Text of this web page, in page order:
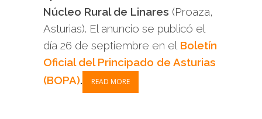
Núcleo Rural de Linares (Proaza,
Asturias). El anuncio se publicó el
día 26 de septiembre en el Boletín
Oficial del Principado de Asturias
(BOPA). READ MORE